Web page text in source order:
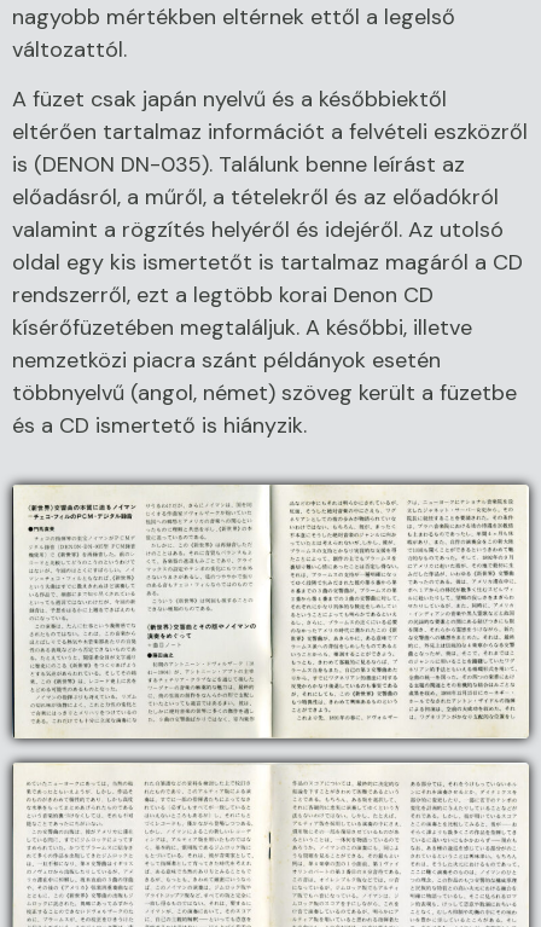
nagyobb mértékben eltérnek ettől a legelső
változattól.
A füzet csak japán nyelvű és a későbbiektől
eltérően tartalmaz információt a felvételi eszközről
is (DENON DN-035). Találunk benne leírást az
előadásról, a műről, a tételekről és az előadókról
valamint a rögzítés helyéről és idejéről. Az utolsó
oldal egy kis ismertetőt is tartalmaz magáról a CD
rendszerről, ezt a legtöbb korai Denon CD
kísérőfüzetében megtaláljuk. A későbbi, illetve
nemzetközi piacra szánt példányok esetén
többnyelvű (angol, német) szöveg került a füzetbe
és a CD ismertető is hiányzik.